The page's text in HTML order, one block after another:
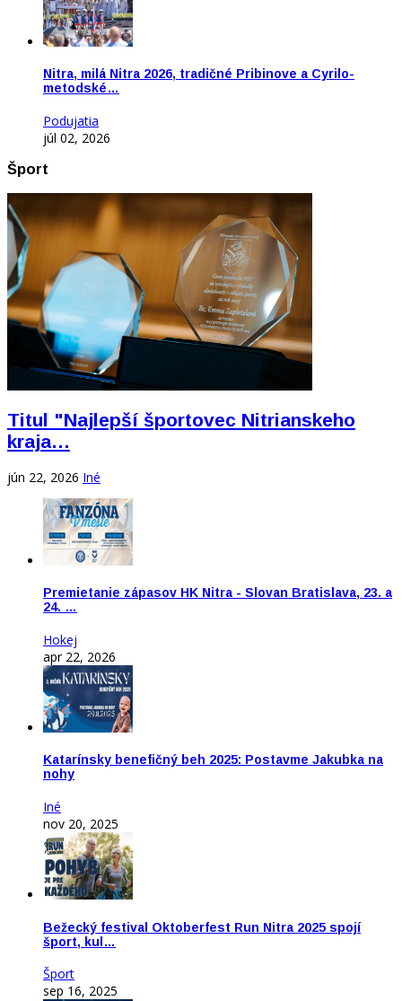
Nitra, milá Nitra 2026, tradičné Pribinove a Cyrilo-
metodské…
Podujatia
júl 02, 2026
Šport
Titul "Najlepší športovec Nitrianskeho
kraja…
jún 22, 2026 Iné
Premietanie zápasov HK Nitra - Slovan Bratislava, 23. a
24. …
Hokej
apr 22, 2026
Katarínsky benefičný beh 2025: Postavme Jakubka na
nohy
Iné
nov 20, 2025
Bežecký festival Oktoberfest Run Nitra 2025 spojí
šport, kul…
Šport
sep 16, 2025